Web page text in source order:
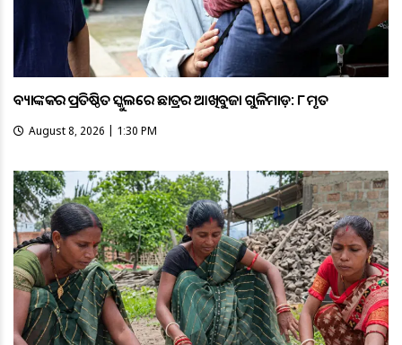
ବ୍ୟାଙ୍କକର ପ୍ରତିଷ୍ଠିତ ସ୍କୁଲରେ ଛାତ୍ରର ଆଖିବୁଜା ଗୁଳିମାଡ଼: ୮ ମୃତ
August 8, 2026 | 1:30 PM